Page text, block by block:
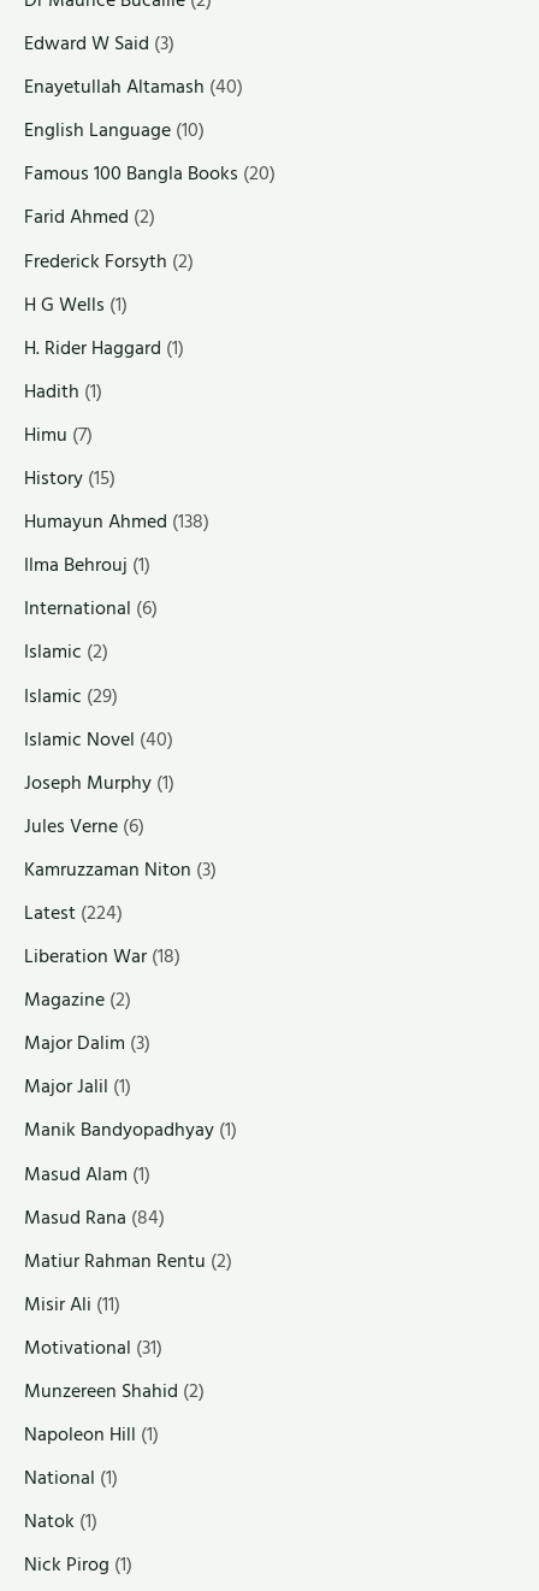
Edward W Said (3)
Enayetullah Altamash (40)
English Language(10)
Famous 100 Bangla Books (20)
Farid Ahmed (2)
Frederick Forsyth (2)
H G Wells (1)
H. Rider Haggard (1)
Hadith (1)
Himu (7)
History(15)
Humayun Ahmed (138)
Ilma Behrouj (1)
International (6)
Islamic (2)
Islamic (29)
Islamic Novel (40)
Joseph Murphy(1)
Jules Verne(6)
Kamruzzaman Niton (3)
Latest(224)
Liberation War(18)
Magazine(2)
Major Dalim (3)
Major Jalil (1)
Manik Bandyopadhyay(1)
Masud Alam (1)
Masud Rana (84)
Matiur Rahman Rentu (2)
Misir Ali (11)
Motivational (31)
Munzereen Shahid (2)
Napoleon Hill (1)
National (1)
Natok (1)
Nick Pirog (1)